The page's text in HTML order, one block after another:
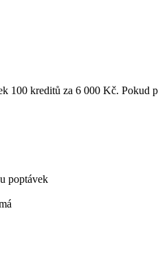
100 kreditů za 6 000 Kč.
poptávek